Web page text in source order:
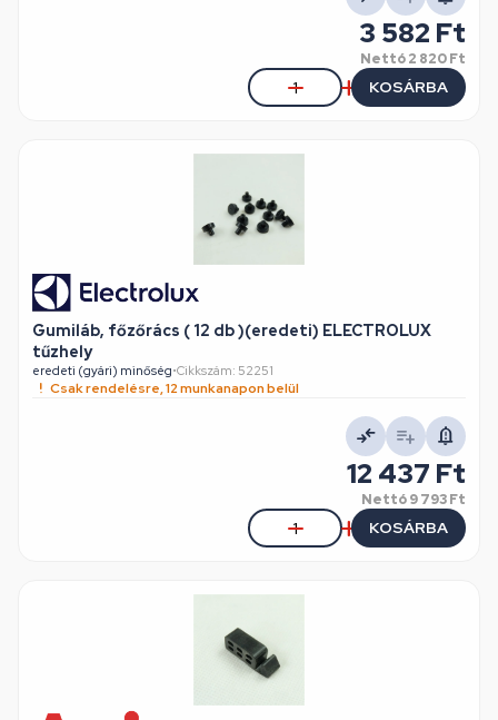
3 582 Ft
Nettó2 820 Ft
KOSÁRBA
Gumiláb, főzőrács ( 12 db )(eredeti) ELECTROLUX
tűzhely
eredeti (gyári) minőség•Cikkszám: 52251
Csak rendelésre, 12 munkanapon belül
12 437 Ft
Nettó9 793 Ft
KOSÁRBA